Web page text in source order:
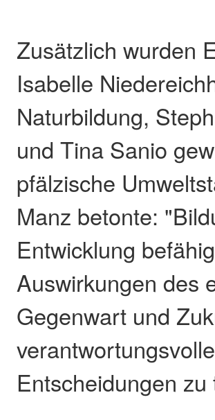
Zusätzlich wurden
Isabelle
Naturbildung,
und Tina Sanio
pfälzische
Manz betonte:
Entwicklung
Auswirkungen des
Gegenwart und
Entscheidungen zu